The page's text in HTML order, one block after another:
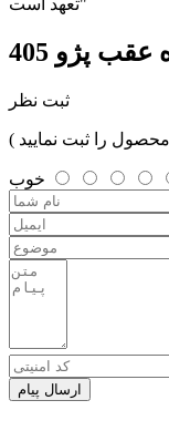
تعهد است"
پژو 405
ثبت نظر
خوب
ارسال پیام